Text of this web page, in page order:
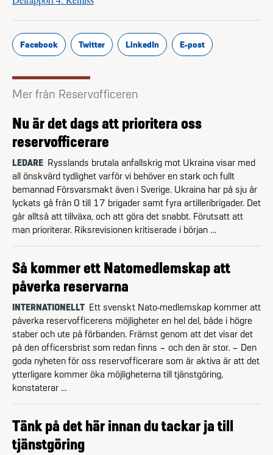
Facebook Twitter LinkedIn E-post
Mer från Reservofficeren
Nu är det dags att prioritera oss
reservofficerare
LEDARE Rysslands brutala anfallskrig mot Ukraina visar med
all önskvärd tydlighet varför vi behöver en stark och fullt
bemannad Försvarsmakt även i Sverige. Ukraina har på sju år
lyckats gå från 0 till 17 brigader samt fyra artilleribrigader. Det
går alltså att tillväxa, och att göra det snabbt. Förutsatt att
man prioriterar. Riksrevisionen kritiserade i början …
Så kommer ett Natomedlemskap att
påverka reservarna
INTERNATIONELLT Ett svenskt Nato-medlemskap kommer att
påverka reservofficerens möjligheter en hel del, både i högre
staber och ute på förbanden. Främst genom att det visar det
på den officersbrist som redan finns – och den är stor. – Den
goda nyheten för oss reservofficerare som är aktiva är att det
ytterligare kommer öka möjligheterna till tjänstgöring,
konstaterar …
Tänk på det här innan du tackar ja till
tjänstgöring